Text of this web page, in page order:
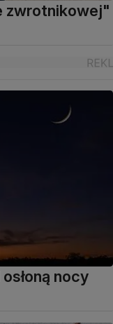
zwrotnikowej"
nocy